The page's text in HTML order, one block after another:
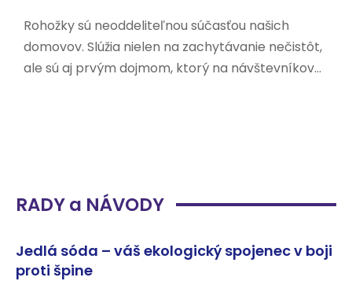
Rohožky sú neoddeliteľnou súčasťou našich
domovov. Slúžia nielen na zachytávanie nečistôt,
ale sú aj prvým dojmom, ktorý na návštevníkov
RADY a NÁVODY
Jedlá sóda – váš ekologický spojenec v boji
proti špine